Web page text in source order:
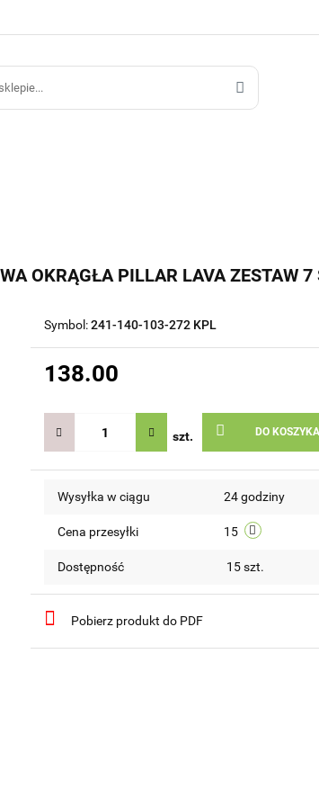
OKRĄGŁA PILLAR LAVA ZESTAW 7
Symbol:241-140-103-272 KPL
138.00
szt. DO KOSZYKA
Wysyłka w ciągu 24 godziny
Cena przesyłki 15
Dostępność 15 szt.
Pobierz produkt do PDF